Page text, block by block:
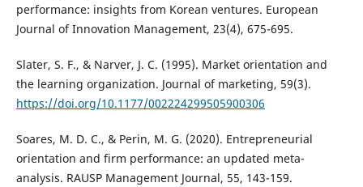
performance: insights from Korean ventures. European
Journal of Innovation Management, 23(4), 675-695.
Slater, S. F., & Narver, J. C. (1995). Market orientation and
the learning organization. Journal of marketing, 59(3).
https://doi.org/10.1177/002224299505900306
Soares, M. D. C., & Perin, M. G. (2020). Entrepreneurial
orientation and firm performance: an updated meta-
analysis. RAUSP Management Journal, 55, 143-159.